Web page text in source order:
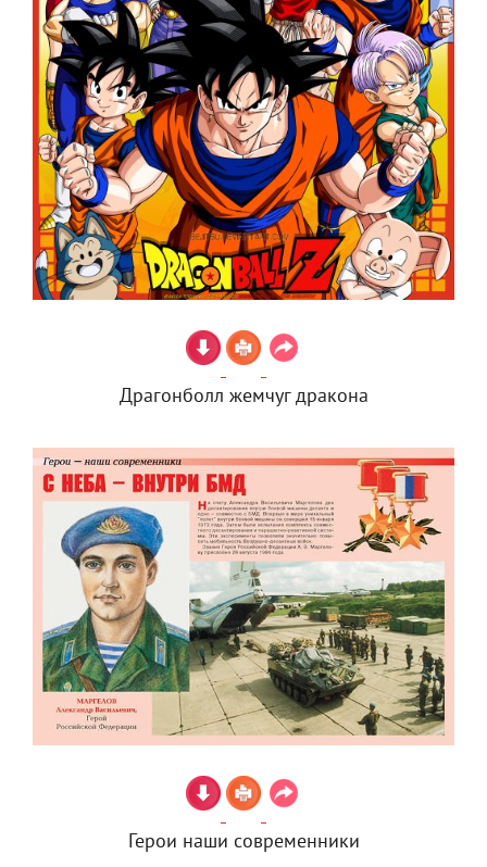
Драгонболл жемчуг дракона
Герои наши современники